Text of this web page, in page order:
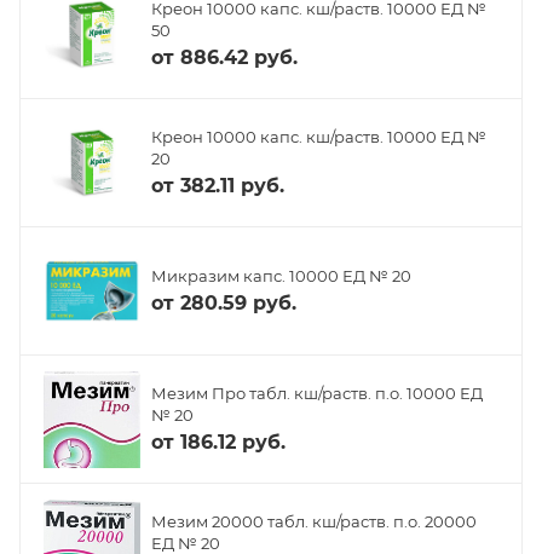
Креон 10000 капс. кш/раств. 10000 ЕД №
50
от 886.42 руб.
Креон 10000 капс. кш/раств. 10000 ЕД №
20
от 382.11 руб.
Микразим капс. 10000 ЕД № 20
от 280.59 руб.
Мезим Про табл. кш/раств. п.о. 10000 ЕД
№ 20
от 186.12 руб.
Мезим 20000 табл. кш/раств. п.о. 20000
ЕД № 20